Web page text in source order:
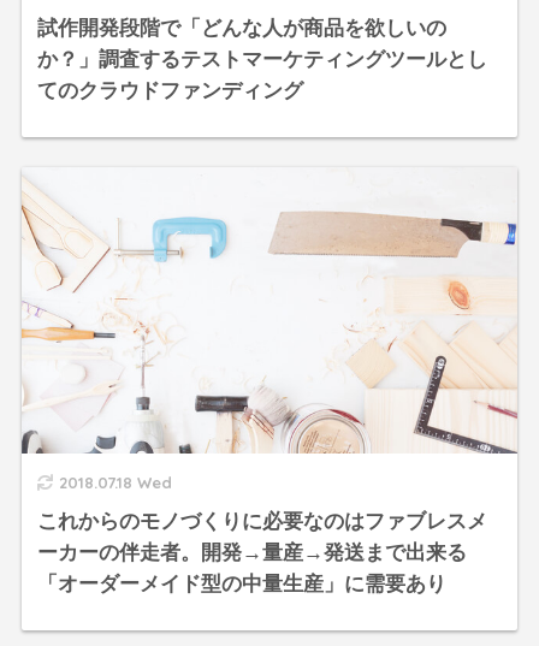
試作開発段階で「どんな人が商品を欲しいの
か？」調査するテストマーケティングツールとし
てのクラウドファンディング
2018.07.18 Wed
これからのモノづくりに必要なのはファブレスメ
ーカーの伴走者。開発→量産→発送まで出来る
「オーダーメイド型の中量生産」に需要あり